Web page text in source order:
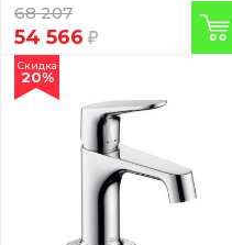
68 207
54 566
Скидка
20%